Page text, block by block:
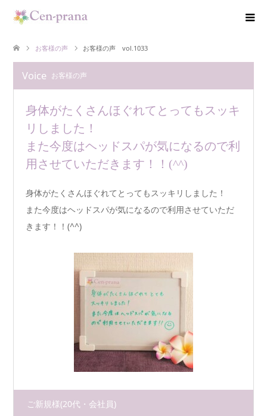
お客様の声 お客様の声 vol.1033
Voice お客様の声
身体がたくさんほぐれてとってもスッキ
リしました！
また今度はヘッドスパが気になるので利
用させていただきます！！(^^)
身体がたくさんほぐれてとってもスッキリしました！
また今度はヘッドスパが気になるので利用させていただ
きます！！(^^)
ご新規様(20代・会社員)